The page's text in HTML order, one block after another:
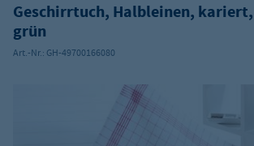
Geschirrtuch, Halbleinen, kariert,
grün
Art.-Nr.: GH-49700166080